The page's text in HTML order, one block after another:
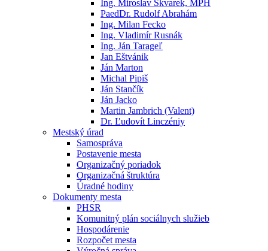
Ing. Miroslav Škvarek, MPH
PaedDr. Rudolf Abrahám
Ing. Milan Fecko
Ing. Vladimír Rusnák
Ing. Ján Tarageľ
Jan Eštvánik
Ján Marton
Michal Pipiš
Ján Stančík
Ján Jacko
Martin Jambrich (Valent)
Dr. Ľudovít Linczéniy
Mestský úrad
Samospráva
Postavenie mesta
Organizačný poriadok
Organizačná štruktúra
Úradné hodiny
Dokumenty mesta
PHSR
Komunitný plán sociálnych služieb
Hospodárenie
Rozpočet mesta